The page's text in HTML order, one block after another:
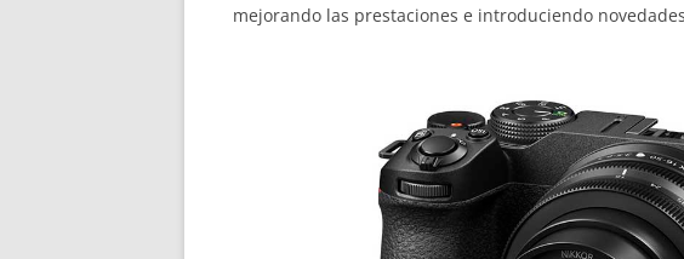
mejorando las prestaciones e introduciendo